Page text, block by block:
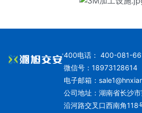
400电话： 400-081-
微信号：18973128614
电子邮箱：
公司地址：湖南省长沙
沿河路交叉口西南角118